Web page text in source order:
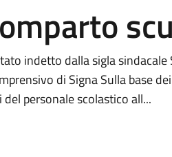
indetto dalla sigla sindacale
di Signa Sulla base
personale scolastico all...